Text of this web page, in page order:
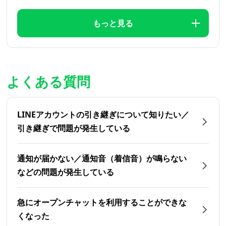
もっと見る
よくある質問
LINEアカウントの引き継ぎについて知りたい／
引き継ぎで問題が発生している
通知が届かない／通知音（着信音）が鳴らない
などの問題が発生している
急にオープンチャットを利用することができな
くなった